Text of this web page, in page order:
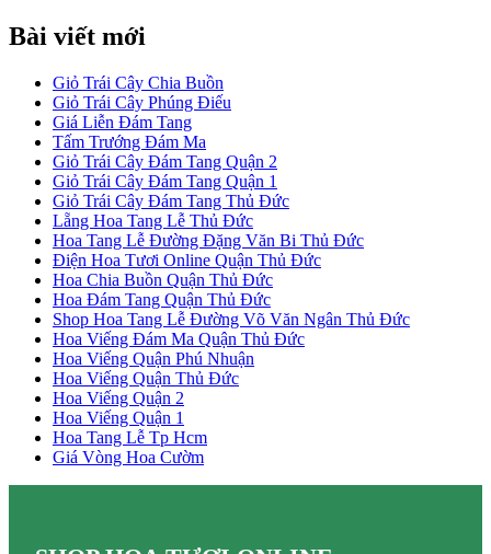
Bài viết mới
Giỏ Trái Cây Chia Buồn
Giỏ Trái Cây Phúng Điếu
Giá Liễn Đám Tang
Tấm Trướng Đám Ma
Giỏ Trái Cây Đám Tang Quận 2
Giỏ Trái Cây Đám Tang Quận 1
Giỏ Trái Cây Đám Tang Thủ Đức
Lẵng Hoa Tang Lễ Thủ Đức
Hoa Tang Lễ Đường Đặng Văn Bi Thủ Đức
Điện Hoa Tươi Online Quận Thủ Đức
Hoa Chia Buồn Quận Thủ Đức
Hoa Đám Tang Quận Thủ Đức
Shop Hoa Tang Lễ Đường Võ Văn Ngân Thủ Đức
Hoa Viếng Đám Ma Quận Thủ Đức
Hoa Viếng Quận Phú Nhuận
Hoa Viếng Quận Thủ Đức
Hoa Viếng Quận 2
Hoa Viếng Quận 1
Hoa Tang Lễ Tp Hcm
Giá Vòng Hoa Cườm